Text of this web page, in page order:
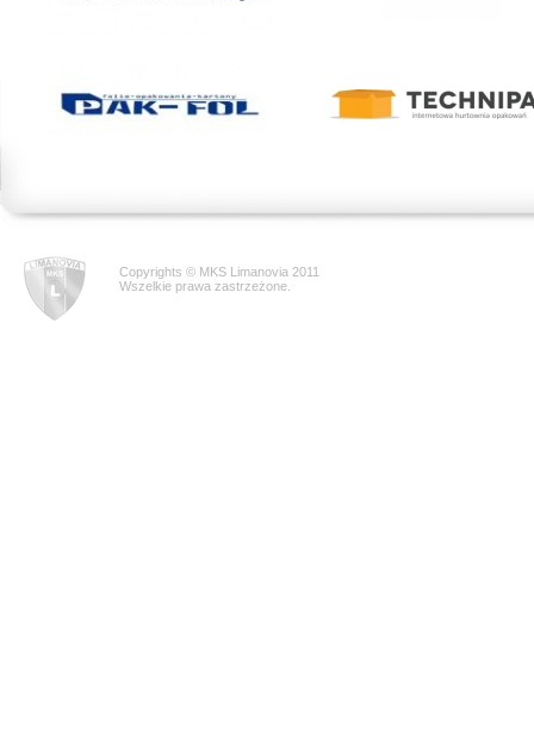
Copyrights © MKS Limanovia 2011
Wszelkie prawa zastrzeżone.